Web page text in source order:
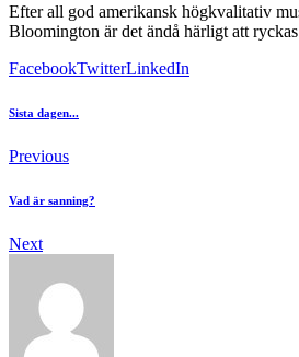
Efter all god amerikansk högkvalitativ
Bloomington är det ändå härligt att
FacebookTwitterLinkedIn
Sista dagen...
Previous
Vad är sanning?
Next